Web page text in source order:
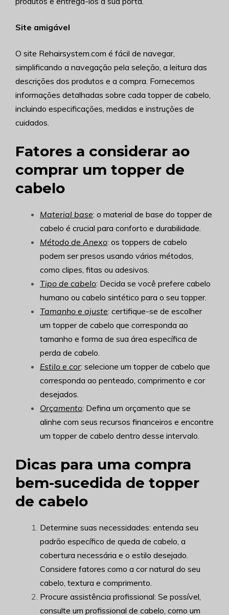
Site amigável
O site Rehairsystem.com é fácil de navegar,
simplificando a navegação pela seleção, a leitura das
descrições dos produtos e a compra. Fornecemos
informações detalhadas sobre cada topper de cabelo,
incluindo especificações, medidas e instruções de
cuidados.
Fatores a considerar ao
comprar um topper de
cabelo
Material base: o material de base do topper de
cabelo é crucial para conforto e durabilidade.
Método de Anexo: os toppers de cabelo
podem ser presos usando vários métodos,
como clipes, fitas ou adesivos.
Tipo de cabelo: Decida se você prefere cabelo
humano ou cabelo sintético para o seu topper.
Tamanho e ajuste: certifique-se de escolher
um topper de cabelo que corresponda ao
tamanho e forma de sua área específica de
perda de cabelo.
Estilo e cor: selecione um topper de cabelo que
corresponda ao penteado, comprimento e cor
desejados.
Orçamento: Defina um orçamento que se
alinhe com seus recursos financeiros e encontre
um topper de cabelo dentro desse intervalo.
Dicas para uma compra
bem-sucedida de topper
de cabelo
Determine suas necessidades: entenda seu
padrão específico de queda de cabelo, a
cobertura necessária e o estilo desejado.
Considere fatores como a cor natural do seu
cabelo, textura e comprimento.
Procure assistência profissional: Se possível,
consulte um profissional de cabelo, como um